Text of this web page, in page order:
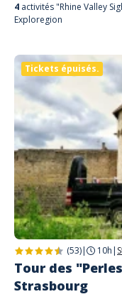
4 activités "Rhine Valley
Exploregion
Tickets épuisés.
(53)| 10h |
Tour des
Strasbourg